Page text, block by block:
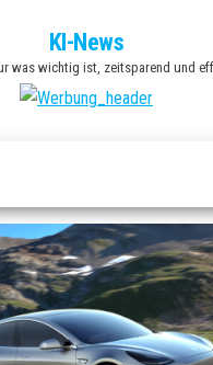
KI-News
was wichtig ist, zeitsparend und